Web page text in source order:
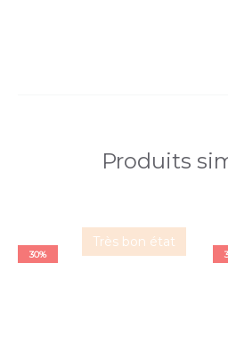
Produits
Très bon état
30%